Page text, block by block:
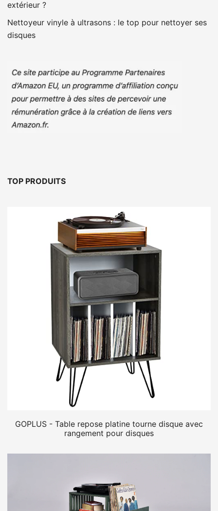
extérieur ?
Nettoyeur vinyle à ultrasons : le top pour nettoyer ses
disques
TOP PRODUITS
GOPLUS - Table repose platine tourne disque avec
rangement pour disques